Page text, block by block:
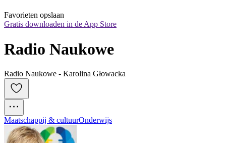
Favorieten opslaan
Gratis downloaden in de App Store
Radio Naukowe
Radio Naukowe - Karolina Głowacka
Maatschappij & cultuurOnderwijs